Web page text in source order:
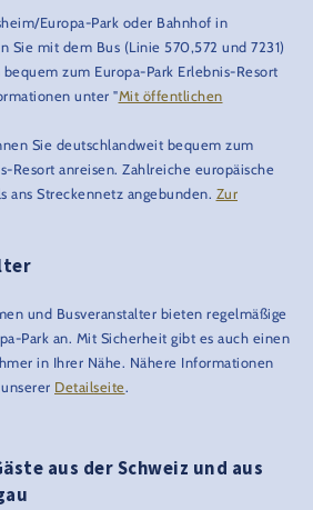
Europa-Park oder Bahnhof in
Sie mit dem Bus (Linie 570,572 und 7231)
zum Europa-Park Erlebnis-Resort
unter "Mit öffentlichen
Sie deutschlandweit bequem zum
Resort anreisen. Zahlreiche europäische
ans Streckennetz angebunden. Zur
und Busveranstalter bieten regelmäßige
Park an. Mit Sicherheit gibt es auch einen
in Ihrer Nähe. Nähere Informationen
Detailseite.
aus der Schweiz und aus